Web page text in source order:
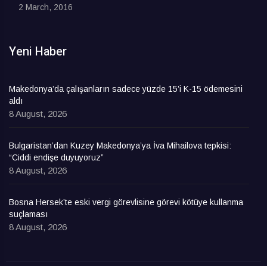
2 March, 2016
Yeni Haber
Makedonya’da çalışanların sadece yüzde 15’i K-15 ödemesini
aldı
8 August, 2026
Bulgaristan’dan Kuzey Makedonya’ya İva Mihailova tepkisi:
“Ciddi endişe duyuyoruz”
8 August, 2026
Bosna Hersek’te eski vergi görevlisine görevi kötüye kullanma
suçlaması
8 August, 2026